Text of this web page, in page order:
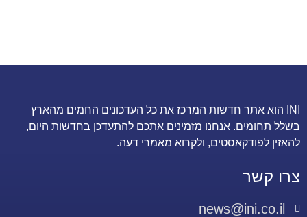
INI הוא אתר חדשות המרכז את כל העדכונים החמים מהארץ
בשלל תחומים. אנחנו מזמינים אתכם להתעדכן בחדשות היום,
להאזין לפודקאסטים, ולקרוא מאמרי דעה.
צרו קשר
news@ini.co.il